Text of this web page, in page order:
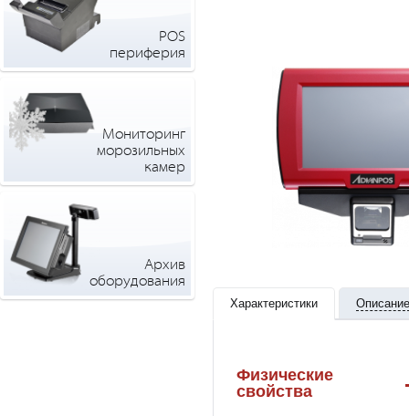
POS
периферия
Мониторинг
морозильных
камер
Архив
оборудования
Характеристики Описание
Физические
свойства